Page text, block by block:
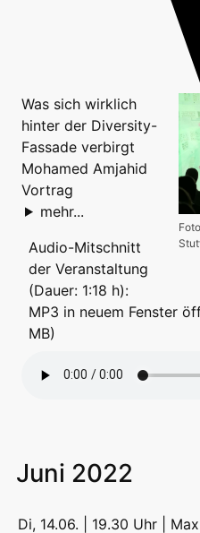
Was sich wirklich
hinter der Diversity-
Fassade verbirgt
Mohamed Amjahid
Vortrag
mehr...
Audio-Mitschnitt
der Veranstaltung
(Dauer: 1:18 h):
MP3 in neuem Fenster
MB)
Juni 2022
Di, 14.06. | 19.30 Uhr |